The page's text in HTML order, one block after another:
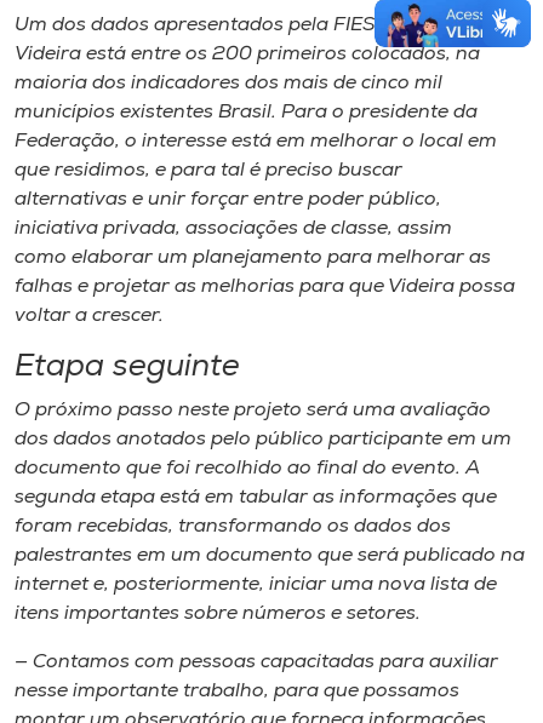
Um dos dados apresentados pela F​IESC mostrou que
Videira est​á​ entre os 200 primeiros colocados, na
maioria dos indicadores dos mais de cinco mil
municípios existentes Brasil.​ Para o presidente​ da
Federação,​ o interesse ​está ​em melhorar o local em
que residimos,​ e para tal​ é preciso buscar
alternativas e unir forçar entre poder público,
iniciativa privada, associações de classe, assim
como elaborar um planejamento para melhorar as
falhas e projetar as melhorias para que Videira possa
voltar a crescer.
Etapa seguinte
O próximo passo neste projeto será uma avaliação
dos dados anotados pelo público participante em um
documento que foi recolhido ao final do evento. A
segunda etapa está em tabular as informações que
foram recebidas, transformando os dados dos
palestrantes em um documento que será publicado na
internet e​,​ posteriormente​,​ iniciar uma nova lista de
itens importantes sobre números e setores.
— Contamos com pessoas capacitadas para auxiliar
nesse importante trabalho, para que possamos